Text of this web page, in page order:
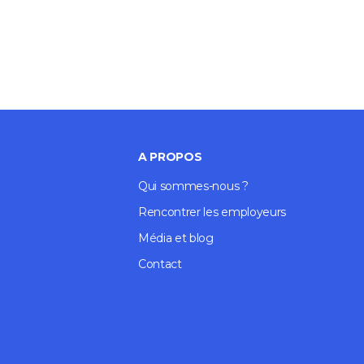
A PROPOS
Qui sommes-nous ?
Rencontrer les employeurs
Média et blog
Contact